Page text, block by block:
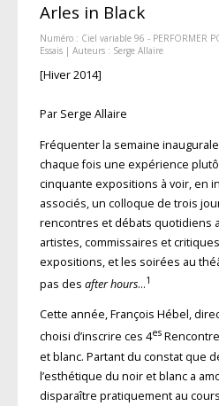
Arles in Black
Numéro : Ciel variable 96 - PERFORMER
Essais| Auteurs : Serge Allaire
[Hiver 2014]
Par Serge Allaire
Fréquenter la semaine
chaque fois une expérience
cinquante expositions à voir, en
associés, un colloque de trois
rencontres et débats quotidiens
artistes, commissaires et
expositions, et les soirées au
pas des after hours…1
Cette année, François Hébel,
choisi d’inscrire ces 4es
et blanc. Partant du constat que
l’esthétique du noir et blanc a
disparaître pratiquement au